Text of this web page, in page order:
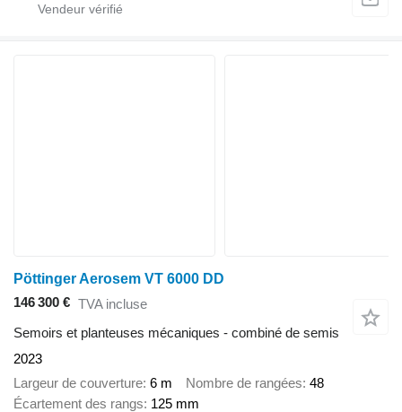
Pöttinger Aerosem VT 6000 DD
146 300 € TVA incluse
Semoirs et planteuses mécaniques - combiné de semis
2023
Largeur de couverture 6 m Nombre de rangées 48
Écartement des rangs 125 mm